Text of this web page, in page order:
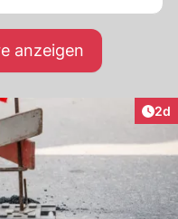
anzeigen
2d